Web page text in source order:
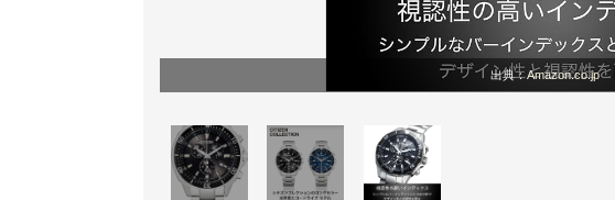
出典：Amazon.co.jp